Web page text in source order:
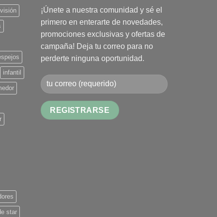
infantil
star
¡Únete a nuestra comunidad y sé el
primero en enterarte de novedades,
promociones exclusivas y ofertas de
campaña! Deja tu correo para no
perderte ninguna oportunidad.